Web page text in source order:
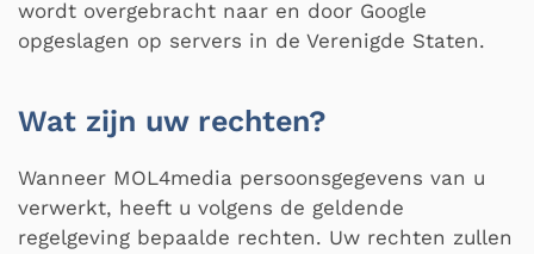
wordt overgebracht naar en door Google
opgeslagen op servers in de Verenigde Staten.
Wat zijn uw rechten?
Wanneer MOL4media persoonsgegevens van u
verwerkt, heeft u volgens de geldende
regelgeving bepaalde rechten. Uw rechten zullen